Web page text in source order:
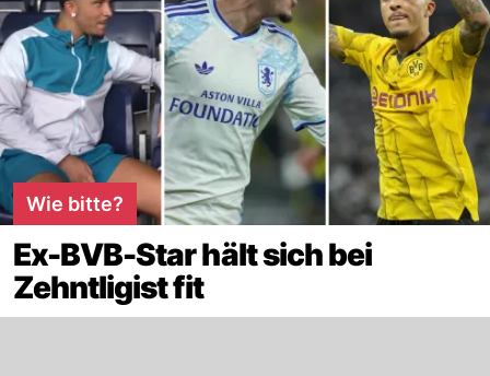
Wie bitte?
Ex-BVB-Star hält sich bei
Zehntligist fit